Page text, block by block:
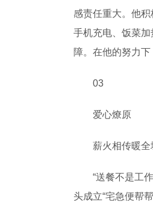
感责任重大。他
手机充电、饭菜
障。在他的努力
03
爱心燎原
薪火相传暖全
“送餐不是工作
头成立“宅急便帮